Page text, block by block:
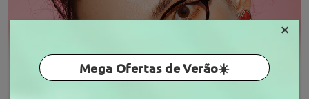
×
Mega Ofertas de Verão☀️